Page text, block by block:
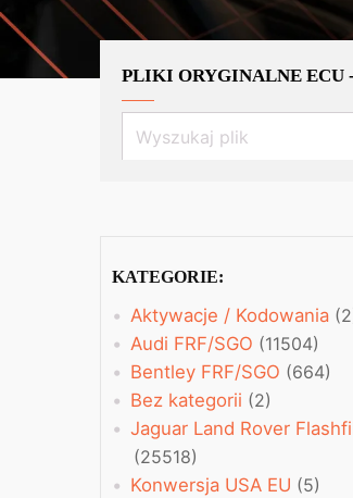
PLIKI ORYGINALNE ECU
KATEGORIE:
Aktywacje / Kodowania
Audi FRF/SGO (11504)
Bentley FRF/SGO (664)
Bez kategorii (2)
Jaguar Land Rover
(25518)
Konwersja USA EU (5)